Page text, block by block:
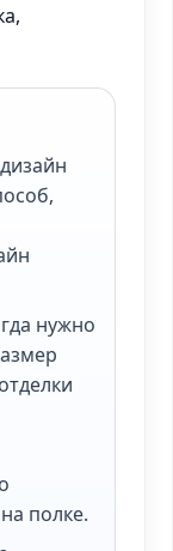
нужно
полке.